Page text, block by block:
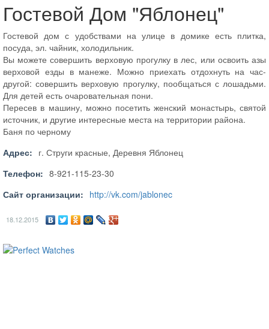
Гостевой Дом "Яблонец"
Гостевой дом с удобствами на улице в домике есть плитка,
посуда, эл. чайник, холодильник.
Вы можете совершить верховую прогулку в лес, или освоить азы
верховой езды в манеже. Можно приехать отдохнуть на час-
другой: совершить верховую прогулку, пообщаться с лошадьми.
Для детей есть очаровательная пони.
Пересев в машину, можно посетить женский монастырь, святой
источник, и другие интересные места на территории района.
Баня по черному
Адрес: г. Струги красные, Деревня Яблонец
Телефон: 8-921-115-23-30
Сайт организации: http://vk.com/jablonec
18.12.2015